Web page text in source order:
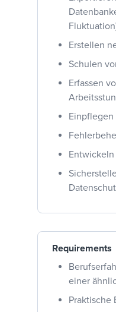
Erstellen
Schulen
Erfassen
Requirements
einer
Praktische